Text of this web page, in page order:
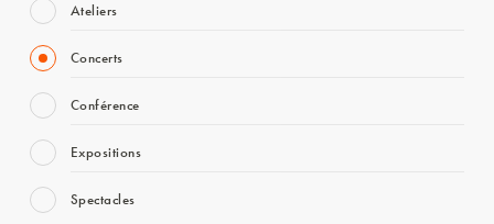
Ateliers
Concerts
Conférence
Expositions
Spectacles